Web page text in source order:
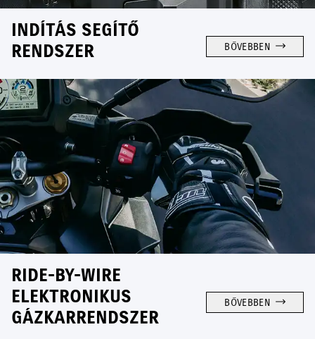
INDÍTÁS SEGÍTŐ
RENDSZER
BŐVEBBEN
RIDE-BY-WIRE
ELEKTRONIKUS
GÁZKARRENDSZER
BŐVEBBEN